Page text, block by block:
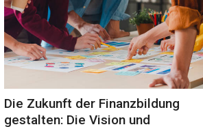
Die Zukunft der Finanzbildung
gestalten: Die Vision und